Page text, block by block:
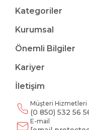
Kategoriler
Kurumsal
Önemli Bilgiler
Kariyer
İletişim
Müşteri Hizmetleri
(0 850) 532 56
E-mail